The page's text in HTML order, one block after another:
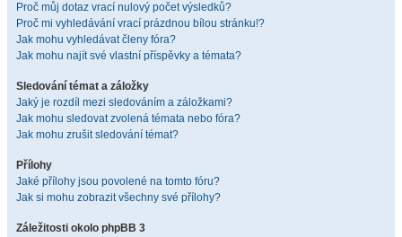
Proč můj dotaz vrací nulový počet výsledků?
Proč mi vyhledávání vrací prázdnou bílou stránku!?
Jak mohu vyhledávat členy fóra?
Jak mohu najít své vlastní příspěvky a témata?
Sledování témat a záložky
Jaký je rozdíl mezi sledováním a záložkami?
Jak mohu sledovat zvolená témata nebo fóra?
Jak mohu zrušit sledování témat?
Přílohy
Jaké přílohy jsou povolené na tomto fóru?
Jak si mohu zobrazit všechny své přílohy?
Záležitosti okolo phpBB 3